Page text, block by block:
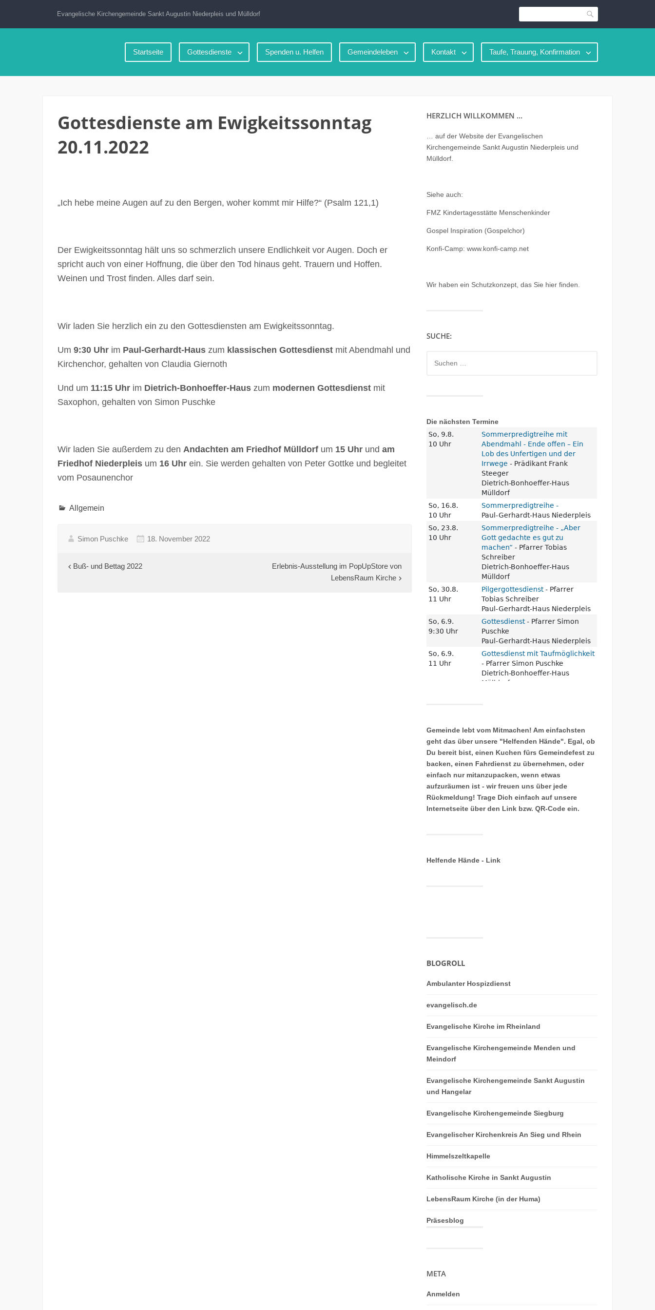
springen
Evangelische Kirchengemeinde Sankt Augustin Niederpleis und Mülldorf Suche
Startseite Gottesdienste Spenden u. Helfen Gemeindeleben Kontakt Taufe, Trauung, Konfirmation
Gottesdienste am Ewigkeitssonntag
20.11.2022
„Ich hebe meine Augen auf zu den Bergen, woher kommt mir Hilfe?“ (Psalm 121,1)
Der Ewigkeitssonntag hält uns so schmerzlich unsere Endlichkeit vor Augen. Doch er
spricht auch von einer Hoffnung, die über den Tod hinaus geht. Trauern und Hoffen.
Weinen und Trost finden. Alles darf sein.
Wir laden Sie herzlich ein zu den Gottesdiensten am Ewigkeitssonntag.
Um 9:30 Uhr im Paul-Gerhardt-Haus zum klassischen Gottesdienst mit Abendmahl und
Kirchenchor, gehalten von Claudia Giernoth
Und um 11:15 Uhr im Dietrich-Bonhoeffer-Haus zum modernen Gottesdienst mit
Saxophon, gehalten von Simon Puschke
Wir laden Sie außerdem zu den Andachten am Friedhof Mülldorf um 15 Uhr und am
Friedhof Niederpleis um 16 Uhr ein. Sie werden gehalten von Peter Gottke und begleitet
vom Posaunenchor
Allgemein
Simon Puschke 18. November 2022
Beitragsnavigation
Buß- und Bettag 2022
Erlebnis-Ausstellung im PopUpStore von
LebensRaum Kirche
HERZLICH WILLKOMMEN …
… auf der Website der Evangelischen
Kirchengemeinde Sankt Augustin Niederpleis und
Mülldorf.
Siehe auch:
FMZ Kindertagesstätte Menschenkinder
Gospel Inspiration (Gospelchor)
Konfi-Camp: www.konfi-camp.net
Wir haben ein Schutzkonzept, das Sie hier finden.
SUCHE:
nach:
Die nächsten Termine
Gemeinde lebt vom Mitmachen! Am einfachsten
geht das über unsere "Helfenden Hände". Egal, ob
Du bereit bist, einen Kuchen fürs Gemeindefest zu
backen, einen Fahrdienst zu übernehmen, oder
einfach nur mitanzupacken, wenn etwas
aufzuräumen ist - wir freuen uns über jede
Rückmeldung! Trage Dich einfach auf unsere
Internetseite über den Link bzw. QR-Code ein.
Helfende Hände - Link
BLOGROLL
Ambulanter Hospizdienst
evangelisch.de
Evangelische Kirche im Rheinland
Evangelische Kirchengemeinde Menden und
Meindorf
Evangelische Kirchengemeinde Sankt Augustin
und Hangelar
Evangelische Kirchengemeinde Siegburg
Evangelischer Kirchenkreis An Sieg und Rhein
Himmelszeltkapelle
Katholische Kirche in Sankt Augustin
LebensRaum Kirche (in der Huma)
Präsesblog
META
Anmelden